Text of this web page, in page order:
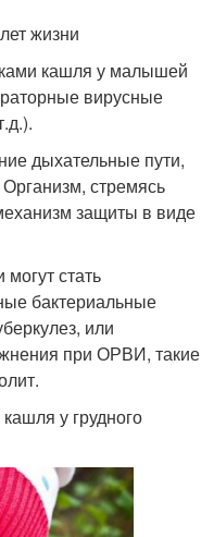
жизни
кашля у малышей
вирусные
дыхательные пути,
стремясь
защиты в виде
стать
бактериальные
или
при ОРВИ, такие
у грудного